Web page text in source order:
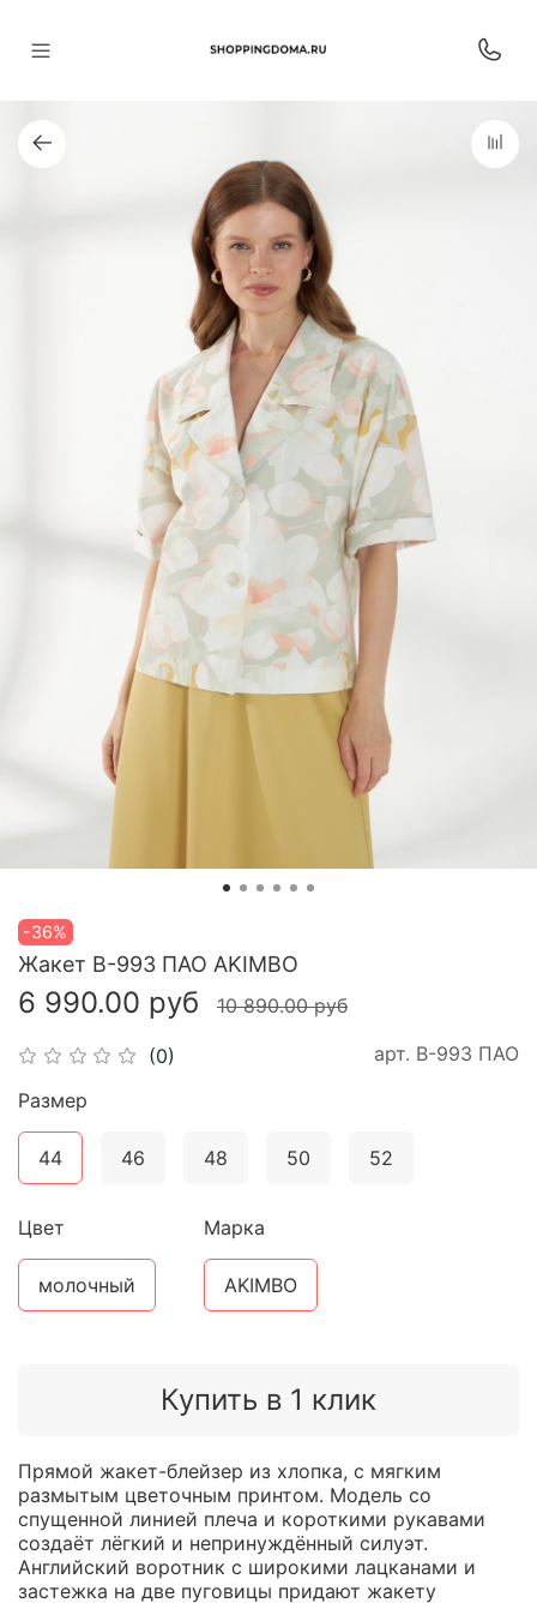
-36%
(0) арт. В-993 ПАО
Жакет В-993 ПАО AKIMBO
6 990.00 руб 10 890.00 руб
Купить в 1 клик
Размер
44 46 48 50 52
Цвет
молочный
Марка
AKIMBO
Прямой жакет-блейзер из хлопка, с мягким
размытым цветочным принтом. Модель со
спущенной линией плеча и короткими рукавами
создаёт лёгкий и непринуждённый силуэт.
Английский воротник с широкими лацканами и
застежка на две пуговицы придают жакету